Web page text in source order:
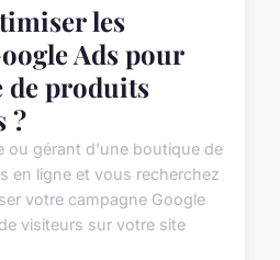
les
Ads pour
de produits
?
ou gérant d'une boutique de
en ligne et vous recherchez
votre campagne Google
visiteurs sur votre site